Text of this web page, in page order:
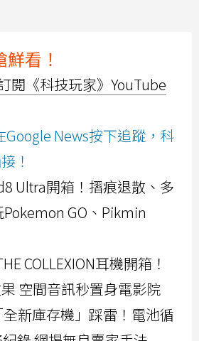
看！
閱《科技玩家》YouTube
Google News按下追蹤，科
！
Ultra開箱！摺痕退散、多
GO、Pikmin
COLLEXION耳機開箱！
空間音訊秒置身電影院
新庫存機」踩雷！電池循